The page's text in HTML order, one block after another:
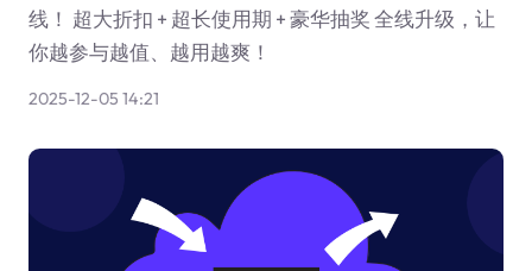
线！ 超大折扣 + 超长使用期 + 豪华抽奖 全线升级，让
你越参与越值、越用越爽！
2025-12-05 14:21